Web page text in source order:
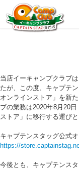
当店イーキャンプクラブ
たが、この度、キャプテ
オンラインストア」を新
ブの業務は2020年8月20
ストア」に移行する運びと
キャプテンスタッグ公式
https://
今後とも、キャプテンス